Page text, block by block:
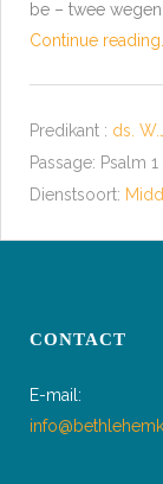
be – twee wegen
Continue reading...
Predikant : ds.
Passage: Psalm 1
Dienstsoort:
CONTACT
E-mail: